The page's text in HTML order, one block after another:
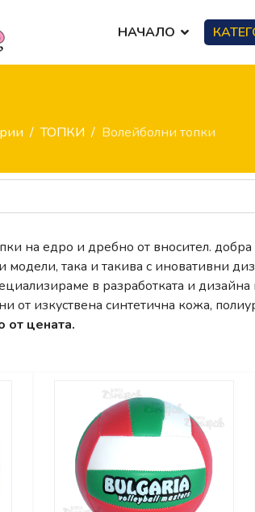
НАЧАЛО
ТОПКИ Волейболни топки
на едро и дребно от вносител.
модели, така и такива с иновативни
в разработката и
от изкуствена синтетична кожа,
от цената.